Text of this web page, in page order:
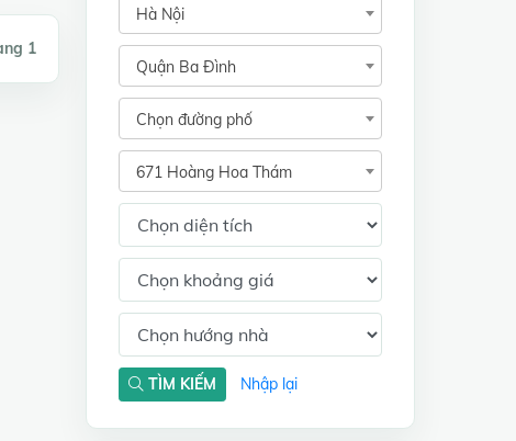
1
Hà Nội
Quận Ba Đình
Chọn đường phố
671 Hoàng Hoa Thám
TÌM KIẾM Nhập lại